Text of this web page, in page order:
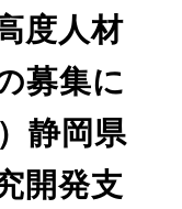
度人材
募集に
静岡県
開発支